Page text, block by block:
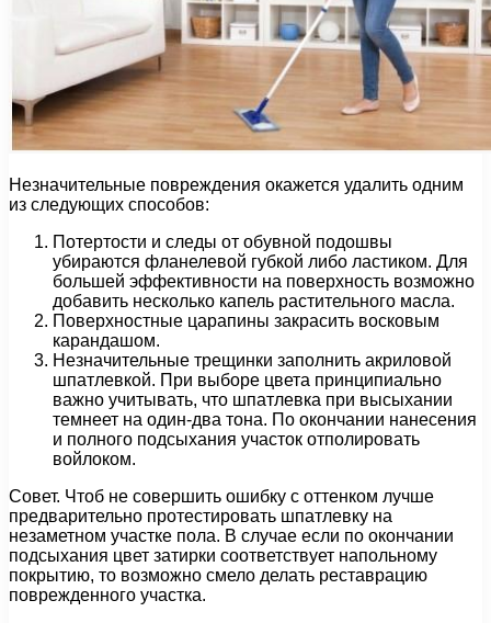
Незначительные повреждения окажется удалить одним
из следующих способов:
Потертости и следы от обувной подошвы
убираются фланелевой губкой либо ластиком. Для
большей эффективности на поверхность возможно
добавить несколько капель растительного масла.
Поверхностные царапины закрасить восковым
карандашом.
Незначительные трещинки заполнить акриловой
шпатлевкой. При выборе цвета принципиально
важно учитывать, что шпатлевка при высыхании
темнеет на один-два тона. По окончании нанесения
и полного подсыхания участок отполировать
войлоком.
Совет. Чтоб не совершить ошибку с оттенком лучше
предварительно протестировать шпатлевку на
незаметном участке пола. В случае если по окончании
подсыхания цвет затирки соответствует напольному
покрытию, то возможно смело делать реставрацию
поврежденного участка.